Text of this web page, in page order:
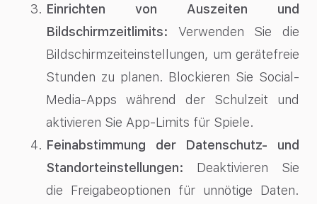
Einrichten von Auszeiten und
Bildschirmzeitlimits: Verwenden Sie die
Bildschirmzeiteinstellungen, um gerätefreie
Stunden zu planen. Blockieren Sie Social-
Media-Apps während der Schulzeit und
aktivieren Sie App-Limits für Spiele.
Feinabstimmung der Datenschutz- und
Standorteinstellungen: Deaktivieren Sie
die Freigabeoptionen für unnötige Daten.